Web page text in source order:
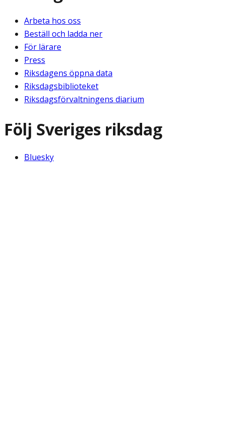
Arbeta hos oss
Beställ och ladda ner
För lärare
Press
Riksdagens öppna data
Riksdagsbiblioteket
Riksdagsförvaltningens diarium
Följ Sveriges riksdag
Bluesky